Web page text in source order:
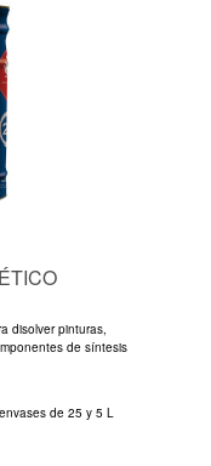
disolver pinturas,
de síntesis
de 25 y 5 L